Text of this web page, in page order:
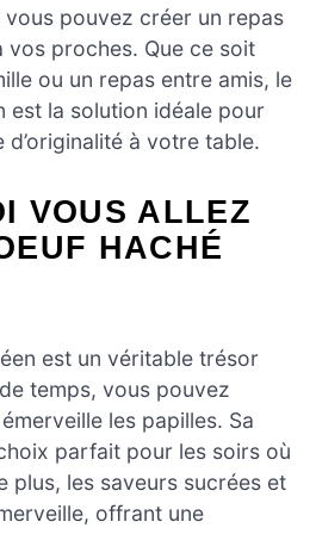
vous pouvez créer un repas
vos proches. Que ce soit
ou un repas entre amis, le
est la solution idéale pour
à votre table.
VOUS ALLEZ
HACHÉ
est un véritable trésor
temps, vous pouvez
les papilles. Sa
parfait pour les soirs où
plus, les saveurs sucrées et
offrant une